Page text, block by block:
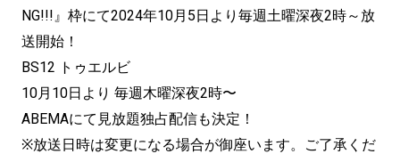
NG!!!』枠にて2024年10月5日より毎週土曜深夜2時～放
送開始！
BS12 トゥエルビ
10月10日より 毎週木曜深夜2時〜
ABEMAにて見放題独占配信も決定！
※放送日時は変更になる場合が御座います。ご了承くだ